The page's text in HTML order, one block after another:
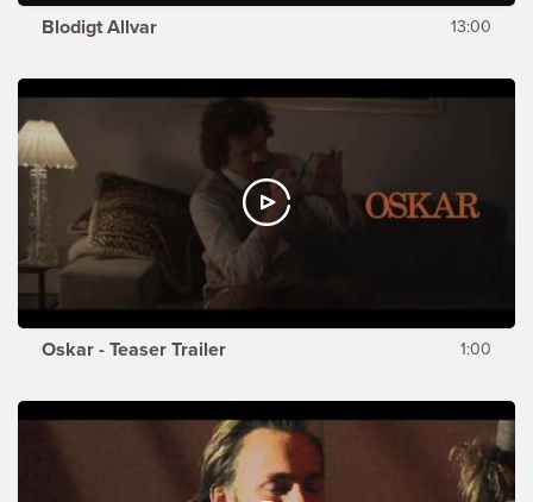
Blodigt Allvar 13:00
Oskar - Teaser Trailer 1:00